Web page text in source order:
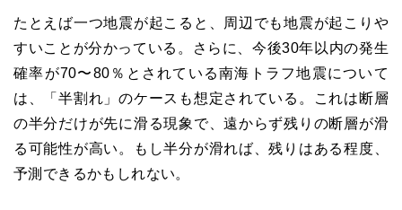
たとえば一つ地震が起こると、周辺でも地震が起こりや
すいことが分かっている。さらに、今後30年以内の発生
確率が70〜80％とされている南海トラフ地震について
は、「半割れ」のケースも想定されている。これは断層
の半分だけが先に滑る現象で、遠からず残りの断層が滑
る可能性が高い。もし半分が滑れば、残りはある程度、
予測できるかもしれない。